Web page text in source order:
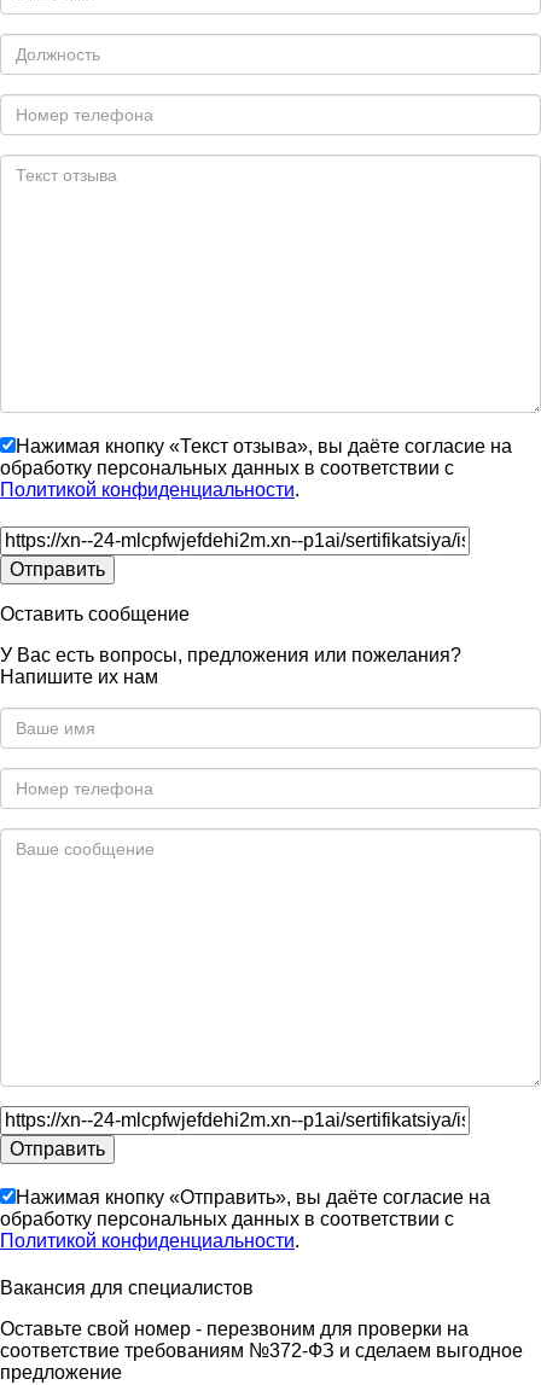
Нажимая кнопку «Текст отзыва», вы даёте согласие на
обработку персональных данных в соответствии с
Политикой конфиденциальности.
Оставить сообщение
У Вас есть вопросы, предложения или пожелания?
Напишите их нам
Нажимая кнопку «Отправить», вы даёте согласие на
обработку персональных данных в соответствии с
Политикой конфиденциальности.
Вакансия для специалистов
Оставьте свой номер - перезвоним для проверки на
соответствие требованиям №372-ФЗ и сделаем выгодное
предложение